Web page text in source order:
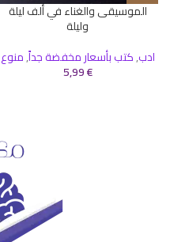
الموسيقى والغناء في ألف ليلة
وليلة
ادب,كتب بأسعار مخفضة جداً,منوع
5,99€